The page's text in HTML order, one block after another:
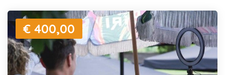
€ 400,00